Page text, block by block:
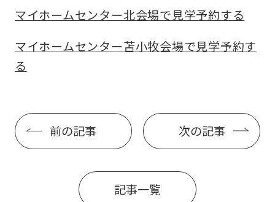
マイホームセンター北会場で見学予約する
マイホームセンター苫小牧会場で見学予約す
る
前の記事 次の記事
記事一覧